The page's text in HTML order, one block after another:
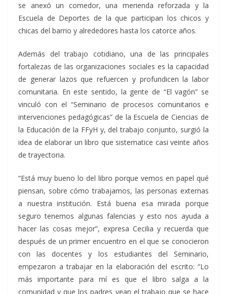
se anexó un comedor, una merienda reforzada y la
Escuela de Deportes de la que participan los chicos y
chicas del barrio y alrededores hasta los catorce años.
Además del trabajo cotidiano, una de las principales
fortalezas de las organizaciones sociales es la capacidad
de generar lazos que refuercen y profundicen la labor
comunitaria. En este sentido, la gente de “El vagón” se
vinculó con el “Seminario de procesos comunitarios e
intervenciones pedagógicas” de la Escuela de Ciencias de
la Educación de la FFyH y, del trabajo conjunto, surgió la
idea de elaborar un libro que sistematice casi veinte años
de trayectoria.
“Está muy bueno lo del libro porque vemos en papel qué
piensan, sobre cómo trabajamos, las personas externas
a nuestra institución. Está buena esa mirada porque
seguro tenemos algunas falencias y esto nos ayuda a
hacer las cosas mejor”, expresa Cecilia y recuerda que
después de un primer encuentro en el que se conocieron
con las docentes y los estudiantes del Seminario,
empezaron a trabajar en la elaboración del escrito: “Lo
más importante para mí es que el libro salga a la
comunidad y que los padres vean el trabajo que se hace